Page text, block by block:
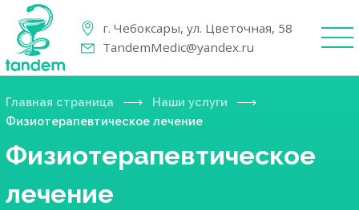
г. Чебоксары, ул. Цветочная, 58
TandemMedic@yandex.ru
Главная страница
Наши услуги
Физиотерапевтическое лечение
Физиотерапевтическое
лечение